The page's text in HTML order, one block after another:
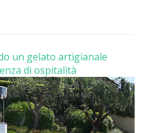
un gelato artigianale
di ospitalità